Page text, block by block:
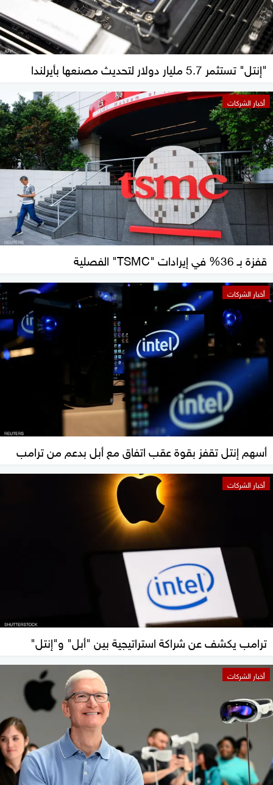
"إنتل" تستثمر 5.7 مليار دولار لتحديث مصنعها بأيرلندا
أخبار الشركات
قفزة بـ 36% في إيرادات "TSMC" الفصلية
أخبار الشركات
أسهم إنتل تقفز بقوة عقب اتفاق مع أبل بدعم من ترامب
أخبار الشركات
ترامب يكشف عن شراكة استراتيجية بين "أبل" و"إنتل"
أخبار الشركات